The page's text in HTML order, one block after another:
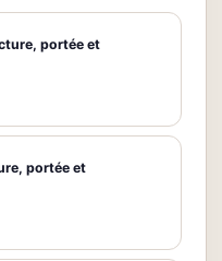
portée et
portée et